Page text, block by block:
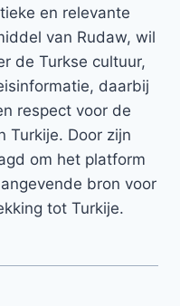
en relevante
van Rudaw, wil
de Turkse cultuur,
daarbij
respect voor de
Turkije. Door zijn
om het platform
bron voor
tot Turkije.